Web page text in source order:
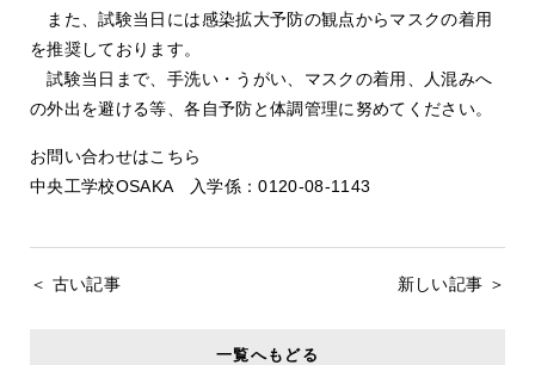
また、試験当日には感染拡大予防の観点からマスクの着用
を推奨しております。
試験当日まで、手洗い・うがい、マスクの着用、人混みへ
の外出を避ける等、各自予防と体調管理に努めてください。
お問い合わせはこちら
中央工学校OSAKA 入学係：0120-08-1143
＜ 古い記事 新しい記事 ＞
一覧へもどる